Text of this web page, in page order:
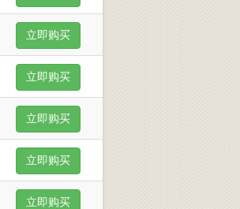
立即购买
立即购买
立即购买
立即购买
立即购买